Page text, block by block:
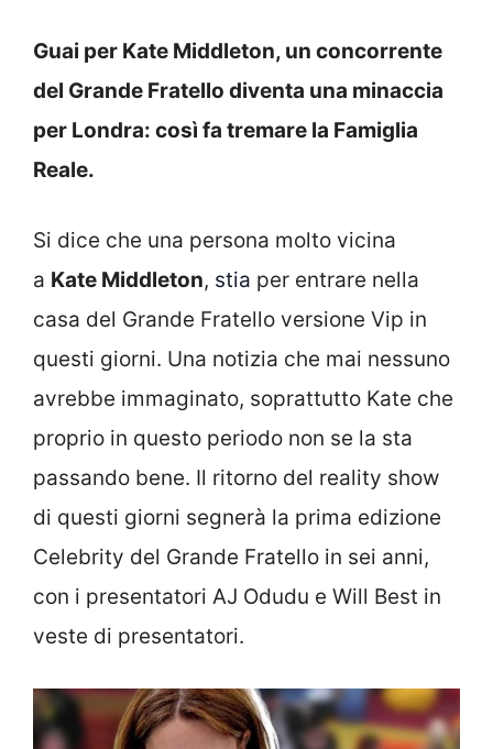
Guai per Kate Middleton, un concorrente
del Grande Fratello diventa una minaccia
per Londra: così fa tremare la Famiglia
Reale.
Si dice che una persona molto vicina
a Kate Middleton, stia per entrare nella
casa del Grande Fratello versione Vip in
questi giorni. Una notizia che mai nessuno
avrebbe immaginato, soprattutto Kate che
proprio in questo periodo non se la sta
passando bene. Il ritorno del reality show
di questi giorni segnerà la prima edizione
Celebrity del Grande Fratello in sei anni,
con i presentatori AJ Odudu e Will Best in
veste di presentatori.